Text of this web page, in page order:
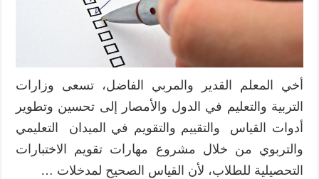
أخي المعلم القدير والمربي الفاضل، تسعى وزارات
التربية والتعليم في الدول والأمصار إلى تحسين وتطوير
أدوات القياس والتقييم والتقويم في الميدان التعليمي
والتربوي من خلال مشروع مهارات تقويم الاختبارات
التحصيلية للطلاب، لأن القياس الصحيح لمدخلات …